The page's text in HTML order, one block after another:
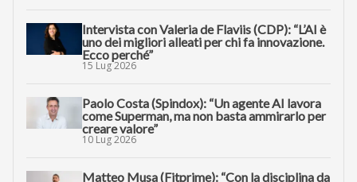
Intervista con Valeria de Flaviis (CDP): “L’AI è
uno dei migliori alleati per chi fa innovazione.
Ecco perché”
15 Lug 2026
Paolo Costa (Spindox): “Un agente AI lavora
come Superman, ma non basta ammirarlo per
creare valore”
10 Lug 2026
Matteo Musa (Fitprime): “Con la disciplina da